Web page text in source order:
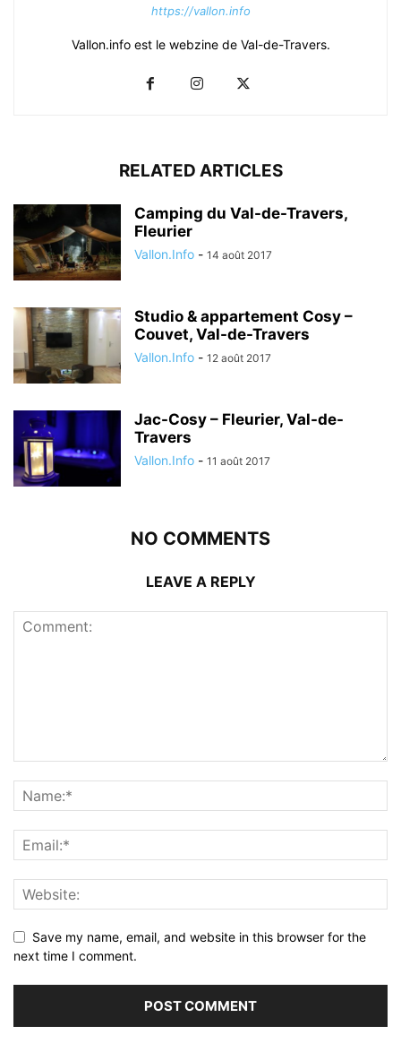
https://vallon.info
Vallon.info est le webzine de Val-de-Travers.
RELATED ARTICLES
Camping du Val-de-Travers,
Fleurier
Vallon.Info - 14 août 2017
Studio & appartement Cosy –
Couvet, Val-de-Travers
Vallon.Info - 12 août 2017
Jac-Cosy – Fleurier, Val-de-
Travers
Vallon.Info - 11 août 2017
NO COMMENTS
LEAVE A REPLY
Save my name, email, and website in this browser for the
next time I comment.